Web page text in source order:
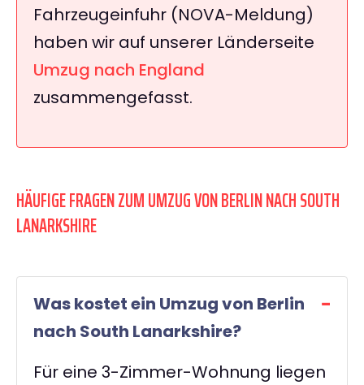
Fahrzeugeinfuhr (NOVA-Meldung)
haben wir auf unserer Länderseite
Umzug nach England
zusammengefasst.
HÄUFIGE FRAGEN ZUM UMZUG VON BERLIN NACH SOUTH
LANARKSHIRE
Was kostet ein Umzug von Berlin
nach South Lanarkshire?
Für eine 3-Zimmer-Wohnung liegen